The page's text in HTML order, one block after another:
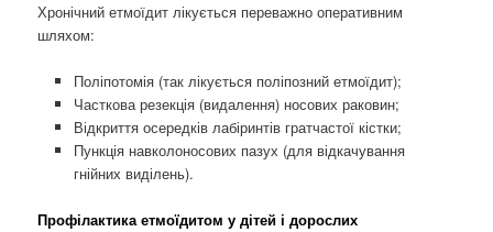
Хронічний етмоїдит лікується переважно оперативним
шляхом:
Поліпотомія (так лікується поліпозний етмоїдит);
Часткова резекція (видалення) носових раковин;
Відкриття осередків лабіринтів гратчастої кістки;
Пункція навколоносових пазух (для відкачування
гнійних виділень).
Профілактика етмоїдитом у дітей і дорослих